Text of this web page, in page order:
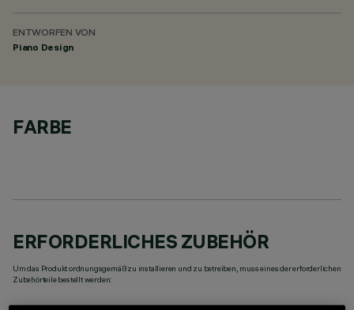
ENTWORFEN VON
Piano Design
FARBE
ERFORDERLICHES ZUBEHÖR
Um das Produkt ordnungsgemäß zu installieren und zu betreiben, muss eines der erforderlichen
Zubehörteile bestellt werden: